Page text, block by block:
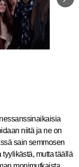
niitä ja ne on
sain semmosen
mutta täällä